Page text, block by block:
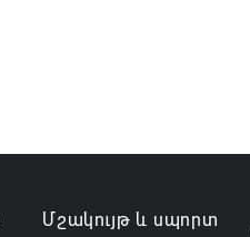
Մշակույթ և սպորտ